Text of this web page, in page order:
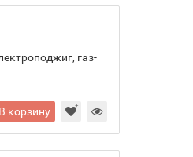
газ-
В корзину